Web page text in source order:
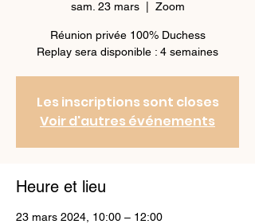
sam. 23 mars
  |
Zoom
Réunion privée 100% Duchess
Replay sera disponible : 4 semaines
Les inscriptions sont closes
Voir d'autres événements
Heure et lieu
23 mars 2024, 10:00 – 12:00